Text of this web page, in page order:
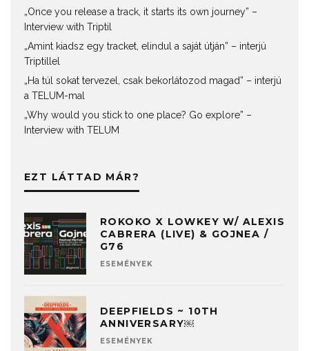
„Once you release a track, it starts its own journey” –
Interview with Triptil
„Amint kiadsz egy tracket, elindul a saját útján” – interjú
Triptillel
„Ha túl sokat tervezel, csak bekorlátozod magad” – interjú
a TELUM-mal
„Why would you stick to one place? Go explore” –
Interview with TELUM
EZT LÁTTAD MÁR?
ROKOKO X LOWKEY W/ ALEXIS
CABRERA (LIVE) & GOJNEA /
G76
ESEMÉNYEK
DEEPFIELDS ~ 10TH
ANNIVERSARY￼
ESEMÉNYEK